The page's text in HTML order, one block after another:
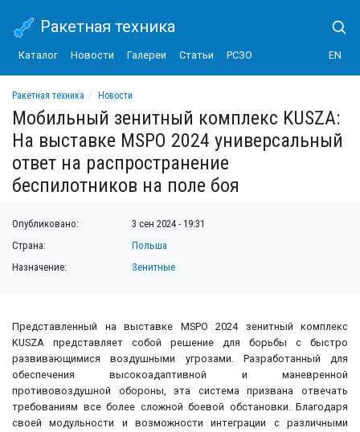
Ракетная техника
Каталог Новости Галереи Статьи РСЗО EN
Ракетная техника
Новости
Мобильный зенитный комплекс KUSZA: На выставке MSPO 2024
Мобильный зенитный комплекс KUSZA:
На выставке MSPO 2024 универсальный
ответ на распространение
беспилотников на поле боя
Опубликовано:
3 сен 2024 - 19:31
Страна:
Польша
Назначение:
Зенитные
Представленный на выставке MSPO 2024 зенитный комплекс
KUSZA представляет собой решение для борьбы с быстро
развивающимися воздушными угрозами. Разработанный для
обеспечения высокоадаптивной и маневренной
противовоздушной обороны, эта система призвана отвечать
требованиям все более сложной боевой обстановки. Благодаря
своей модульности и возможности интеграции с различными